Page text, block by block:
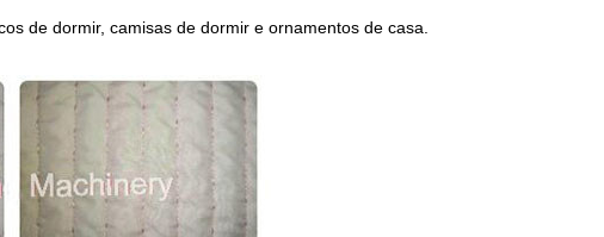
de dormir, camisas de dormir e ornamentos de casa.